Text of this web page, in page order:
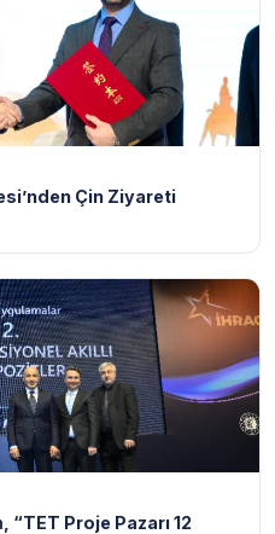
Çin Ziyareti
“TET Proje Pazarı 12